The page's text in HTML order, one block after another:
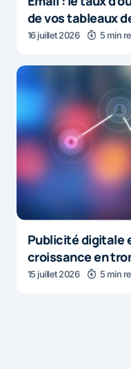
de vos tableaux
16 juillet 2026 5 min
Publicité digitale
croissance en
15 juillet 2026 5 min